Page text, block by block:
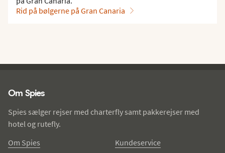
Rid på bølgerne på Gran Canaria
Om Spies
Spies sælger rejser med charterfly samt pakkerejser med
hotel og rutefly.
Om Spies
Kundeservice